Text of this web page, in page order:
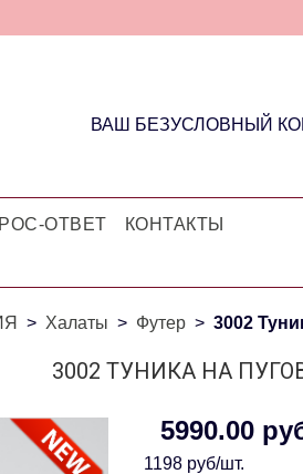
ВАШ БЕЗУСЛОВНЫЙ
ОТВЕТ
КОНТАКТЫ
Халаты Футер 3002
3002 ТУНИКА НА
5990.00
1198 руб/шт.